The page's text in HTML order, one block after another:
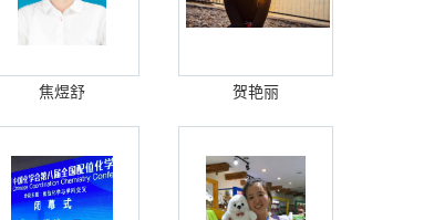
焦煜舒 贺艳丽